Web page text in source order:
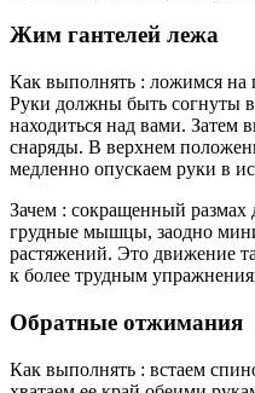
Жим гантелей лежа
Как выполнять : ложимся на
Руки должны быть согнуты
находиться над вами. Затем
снаряды. В верхнем
медленно опускаем руки в
Зачем : сокращенный размах
грудные мышцы, заодно
растяжений. Это движение
к более трудным
Обратные отжимания
Как выполнять : встаем